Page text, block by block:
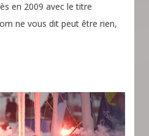
en 2009 avec le titre
ne vous dit peut être rien,